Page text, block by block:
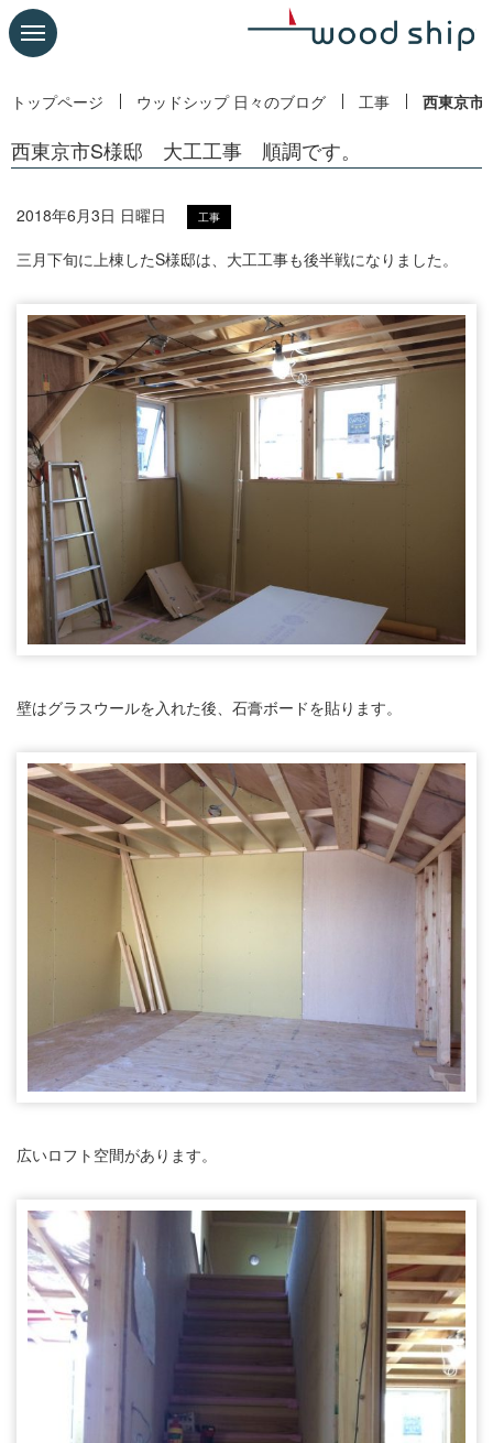
トップページ ウッドシップ 日々のブログ 工事 西東京
西東京市S様邸 大工工事 順調です。
2018年6月3日 日曜日 工事
三月下旬に上棟したS様邸は、大工工事も後半戦になりました。
壁はグラスウールを入れた後、石膏ボードを貼ります。
広いロフト空間があります。